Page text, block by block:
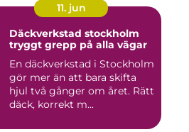
11. jun
Däckverkstad stockholm
tryggt grepp på alla vägar
En däckverkstad i Stockholm
gör mer än att bara skifta
hjul två gånger om året. Rätt
däck, korrekt m...